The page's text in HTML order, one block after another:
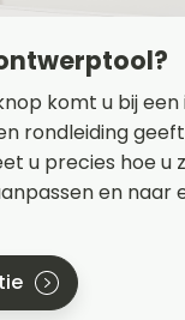
komt u bij
rondleiding
u precies hoe u
en naar